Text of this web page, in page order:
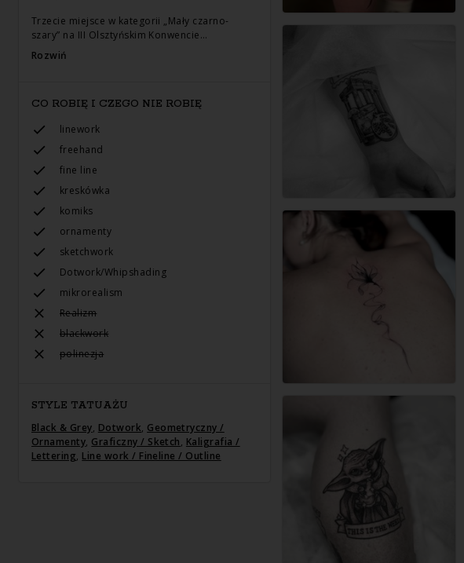
Trzecie miejsce w kategorii „Mały czarno-
szary” na III Olsztyńskim Konwencie…
Rozwiń
CO ROBIĘ I CZEGO NIE ROBIĘ
linework
freehand
fine line
kreskówka
komiks
ornamenty
sketchwork
Dotwork/Whipshading
mikrorealism
Realizm
blackwork
polinezja
STYLE TATUAŻU
Black & Grey, Dotwork, Geometryczny /
Ornamenty, Graficzny / Sketch, Kaligrafia /
Lettering, Line work / Fineline / Outline